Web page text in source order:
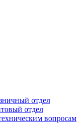
отдел
отдел
вопросам